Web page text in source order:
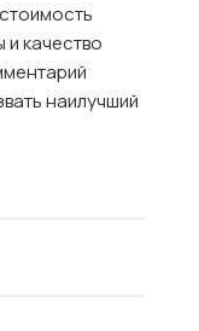
качество
наилучший